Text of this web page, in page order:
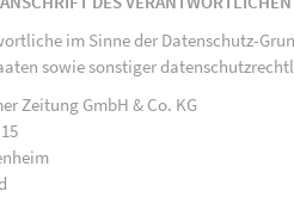
im Sinne der Datenschutz-
sowie sonstiger
Zeitung GmbH & Co. KG